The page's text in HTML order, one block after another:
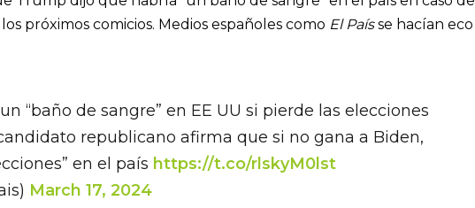
próximos comicios. Medios españoles como El Paísse hacían eco
“baño de sangre” en EE UU si pierde las elecciones
republicano afirma que si no gana a Biden,
en el país https://t.co/rlskyM0lst
March 17, 2024